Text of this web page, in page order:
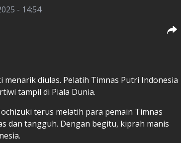
- 14:54
menarik diulas. Pelatih Timnas Putri Indonesia
tampil di Piala Dunia.
terus melatih para pemain Timnas
dan tangguh. Dengan begitu, kiprah manis